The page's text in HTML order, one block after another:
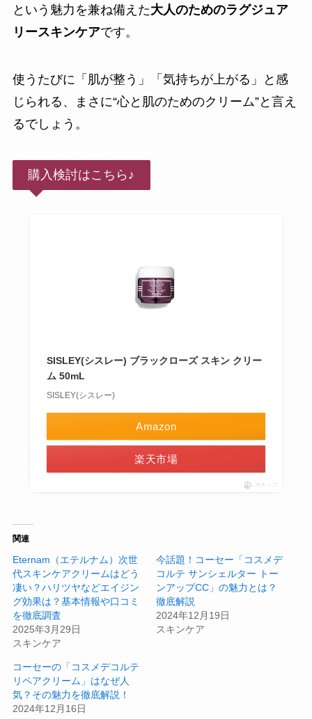
という魅力を兼ね備えた大人のためのラグジュア
リースキンケアです。
使うたびに「肌が整う」「気持ちが上がる」と感
じられる、まさに“心と肌のためのクリーム”と言え
るでしょう。
購入検討はこちら♪
SISLEY(シスレー) ブラックローズ スキン クリー
ム 50mL
SISLEY(シスレー)
Amazon
楽天市場
ポチップ
関連
Eternam（エテルナム）次世
代スキンケアクリームはどう
凄い？ハリツヤなどエイジン
グ効果は？基本情報や口コミ
を徹底調査
2025年3月29日
スキンケア
今話題！コーセー「コスメデ
コルテ サンシェルター トー
ンアップCC」の魅力とは？
徹底解説
2024年12月19日
スキンケア
コーセーの「コスメデコルテ
リペアクリーム」はなぜ人
気？その魅力を徹底解説！
2024年12月16日